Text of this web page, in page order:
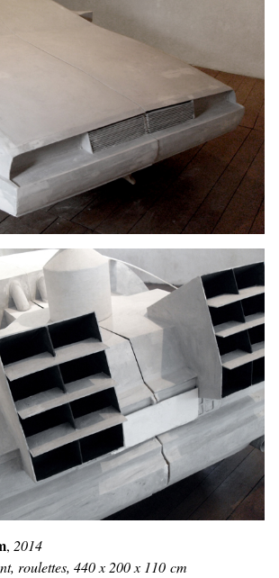
, 2014
roulettes, 440 x 200 x 110 cm